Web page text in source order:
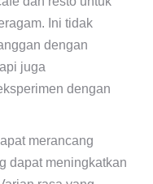
Ini tidak
dengan
juga
dengan
merancang
dapat meningkatkan